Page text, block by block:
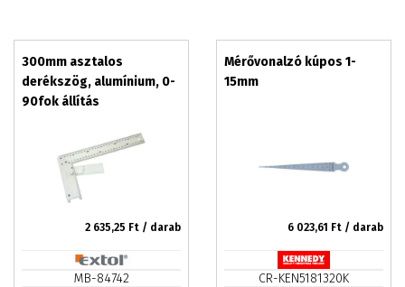
300mm asztalos
derékszög, alumínium, 0-
90fok állítás
2 635,25 Ft / darab
MB-84742
Mérővonalzó kúpos 1-
15mm
6 023,61 Ft / darab
CR-KEN5181320K